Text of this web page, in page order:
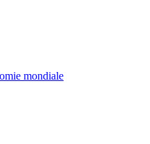
mondiale